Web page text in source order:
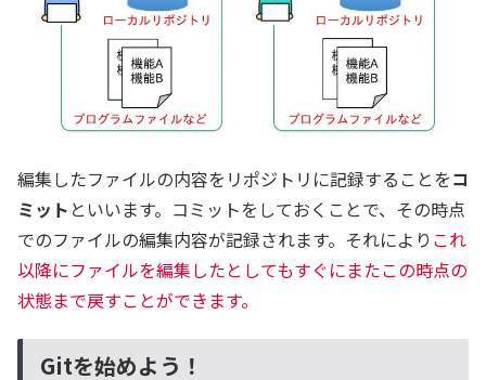
編集したファイルの内容をリポジトリに記録することをコ
ミット といいます。コミットをしておくことで、その時点
でのファイルの編集内容が記録されます。それにより これ
以降にファイルを編集したとしてもすぐにまたこの時点の
状態まで戻すことができます。
Gitを始めよう！